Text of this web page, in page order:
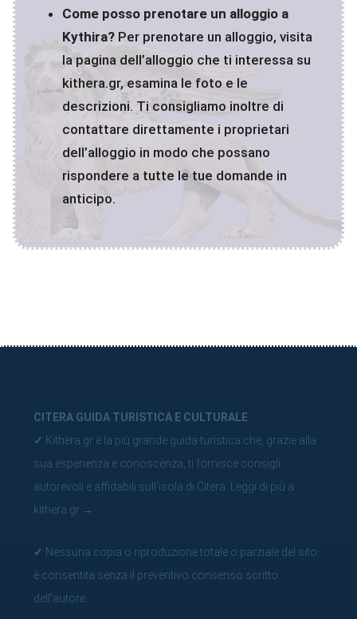
Come posso prenotare un alloggio a
Kythira?Per prenotare un alloggio, visita
la pagina dell’alloggio che ti interessa su
kithera.gr, esamina le foto e le
descrizioni. Ti consigliamo inoltre di
contattare direttamente i proprietari
dell’alloggio in modo che possano
rispondere a tutte le tue domande in
anticipo.
CITERA GUIDA TURISTICA E CULTURALE
✓ Kithera.gr è la più grande guida turistica che, grazie alla
sua esperienza e conoscenza, ti fornisce consigli
autorevoli e affidabili sull'isola di Citera.
Leggi di più a
kithera.gr →
✓ Nessuna copia o riproduzione totale o parziale del sito
è consentita senza il preventivo consenso scritto
dell'autore.